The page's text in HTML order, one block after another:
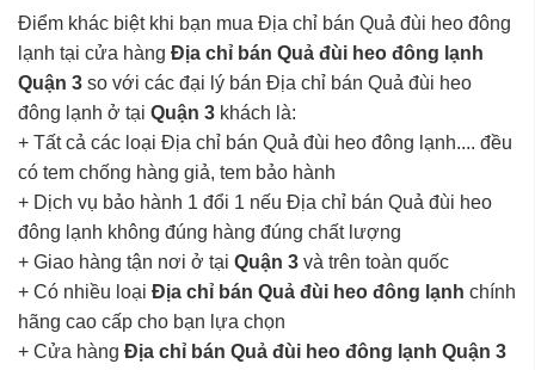
Điểm khác biệt khi bạn mua Địa chỉ bán Quả đùi heo đông
lạnh tại cửa hàng Địa chỉ bán Quả đùi heo đông lạnh
Quận 3 so với các đại lý bán Địa chỉ bán Quả đùi heo
đông lạnh ở tại Quận 3 khách là:
+ Tất cả các loại Địa chỉ bán Quả đùi heo đông lạnh.... đều
có tem chống hàng giả, tem bảo hành
+ Dịch vụ bảo hành 1 đổi 1 nếu Địa chỉ bán Quả đùi heo
đông lạnh không đúng hàng đúng chất lượng
+ Giao hàng tận nơi ở tại Quận 3 và trên toàn quốc
+ Có nhiều loại Địa chỉ bán Quả đùi heo đông lạnh chính
hãng cao cấp cho bạn lựa chọn
+ Cửa hàng Địa chỉ bán Quả đùi heo đông lạnh Quận 3